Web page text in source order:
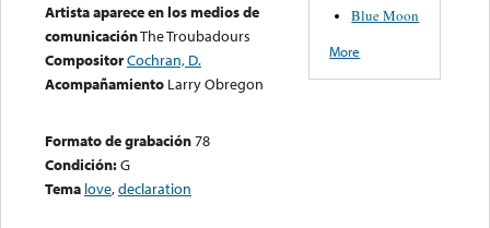
Artista aparece en los medios de
comunicaciónThe Troubadours
CompositorCochran, D.
Acompañamiento Larry Obregon
Formato de grabación78
Condición:G
Tema love,declaration
Blue Moon
More